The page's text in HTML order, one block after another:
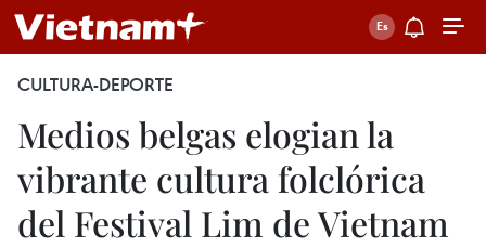
CULTURA-DEPORTE
Medios belgas elogian la
vibrante cultura folclórica
del Festival Lim de Vietnam